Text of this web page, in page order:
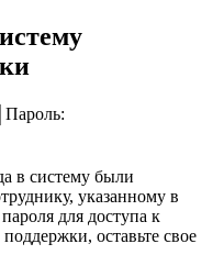
Пароль:
в систему были
указанному в
для доступа к
оставьте свое